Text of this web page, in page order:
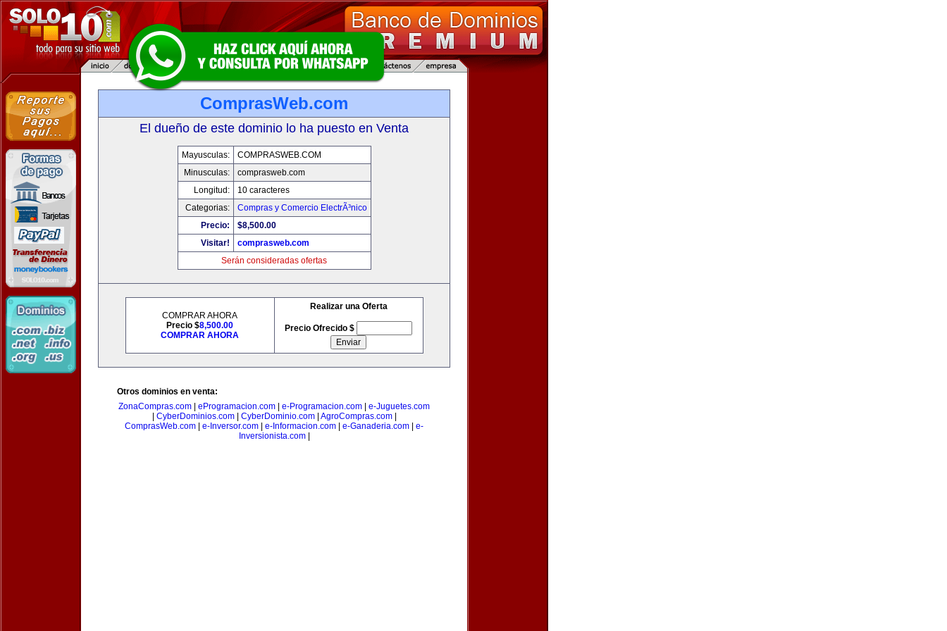
ComprasWeb.com
El dueño de este dominio lo ha puesto en Venta
Mayusculas:
COMPRASWEB.COM
Minusculas:
comprasweb.com
Longitud:
10 caracteres
Categorias:
Compras y Comercio ElectrÃ³nico
Precio:
$8,500.00
Visitar!
comprasweb.com
Serán consideradas ofertas
COMPRAR AHORA
Precio $8,500.00
COMPRAR AHORA
Realizar una Oferta
Precio Ofrecido $
Otros dominios en venta:
ZonaCompras.com
eProgramacion.com e-Programacion.com
e-Juguetes.com
CyberDominios.com| CyberDominio.com| AgroCompras.com|
ComprasWeb.com
e-Inversor.com e-Informacion.com e-Ganaderia.com
e-
Inversionista.com|